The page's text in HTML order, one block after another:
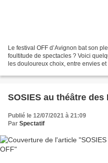
Le festival OFF d’Avignon bat son
foultitude de spectacles ? Voici
les douloureux choix, entre envies
SOSIES au théâtre
Publié le 12/07/2021 à 21:09
Par Spectatif